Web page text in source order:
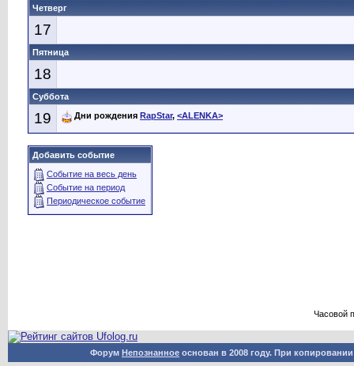
Четверг
17
Пятница
18
Суббота
19 Дни рождения RapStar, <ALENKA>
Добавить событие
Событие на весь день
Событие на период
Периодическое событие
Часовой
Форум Непознанное основан в 2008 году. При